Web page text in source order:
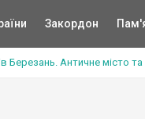
Закордон
Березань. Античне місто